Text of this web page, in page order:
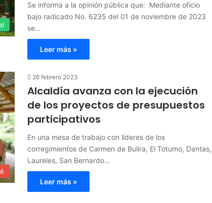
Se informa a la opinión pública que: Mediante oficio
bajo radicado No. 6235 del 01 de noviembre de 2023
se…
Leer más »
26 febrero 2023
Alcaldía avanza con la ejecución
de los proyectos de presupuestos
participativos
En una mesa de trabajo con líderes de los
corregimientos de Carmen de Bulira, El Totumo, Dantas,
Laureles, San Bernardo…
Leer más »